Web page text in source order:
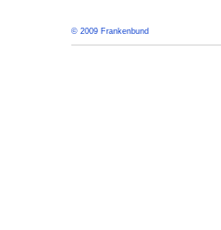
© 2009 Frankenbund